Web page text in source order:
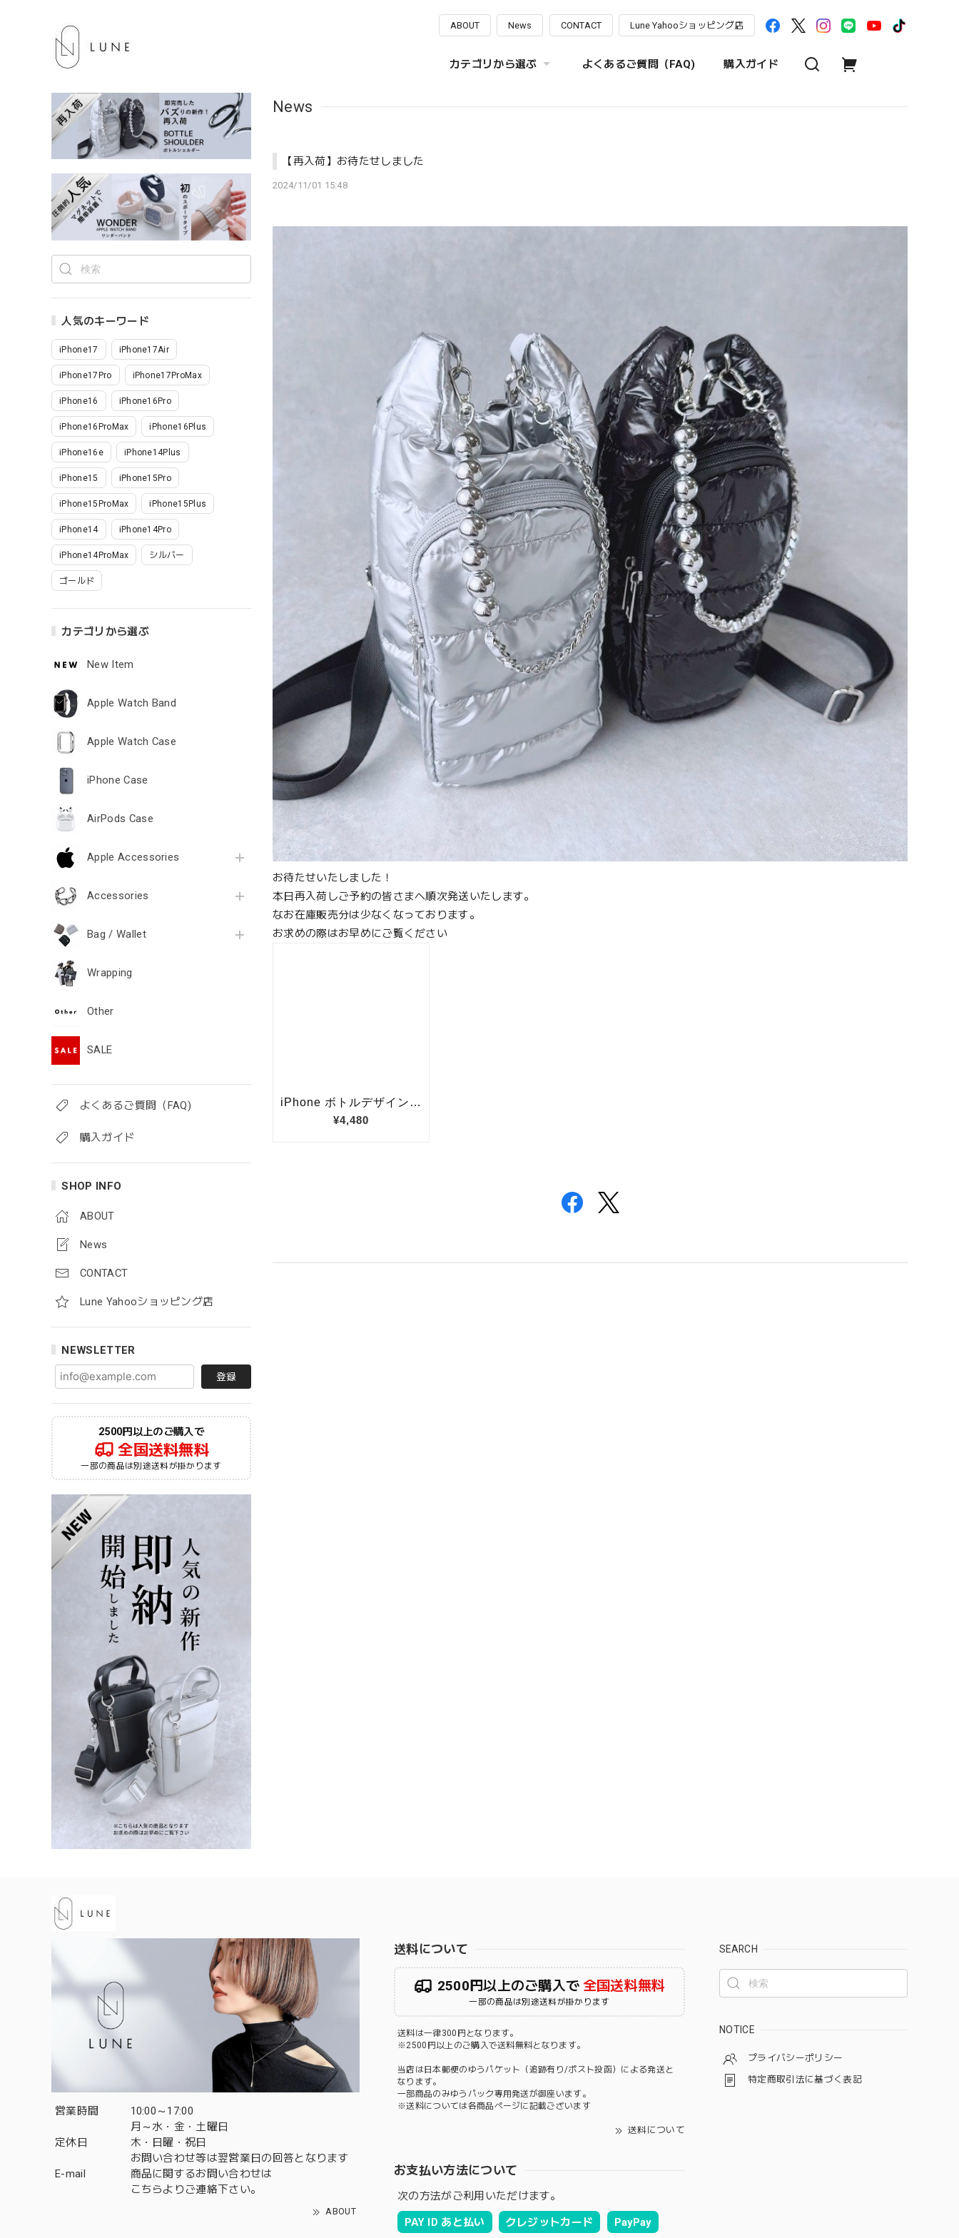
ABOUT News CONTACT Lune Yahooショッピング店
カテゴリから選ぶ よくあるご質問（FAQ) 購入ガイド
人気のキーワード
iPhone17 iPhone17Air
iPhone17Pro iPhone17ProMax
iPhone16 iPhone16Pro
iPhone16ProMax iPhone16Plus
iPhone16e iPhone14Plus
iPhone15 iPhone15Pro
iPhone15ProMax iPhone15Plus
iPhone14 iPhone14Pro
iPhone14ProMax シルバー
ゴールド
カテゴリから選ぶ
New Item
Apple Watch Band
Apple Watch Case
iPhone Case
AirPods Case
Apple Accessories
Accessories
Bag / Wallet
Wrapping
Other
SALE
よくあるご質問（FAQ)
購入ガイド
SHOP INFO
ABOUT
News
CONTACT
Lune Yahooショッピング店
NEWSLETTER
登録
2500円以上のご購入で
全国送料無料
一部の商品は別途送料が掛かります
News
【再入荷】お待たせしました
2024/11/01 15:48
お待たせいたしました！
本日再入荷しご予約の皆さまへ順次発送いたします。
なお在庫販売分は少なくなっております。
お求めの際はお早めにご覧ください
営業時間
10:00～17:00
月～水・金・土曜日
定休日
木・日曜・祝日
お問い合わせ等は翌営業日の回答となります
E-mail
商品に関するお問い合わせは
こちらよりご連絡下さい。
ABOUT
送料について
2500円以上のご購入で 全国送料無料
一部の商品は別途送料が掛かります
送料は一律300円となります。
※2500円以上のご購入で送料無料となります。
当店は日本郵便のゆうパケット（追跡有り/ポスト投函）による発送と
なります。
一部商品のみゆうパック専用発送が御座います。
※送料については各商品ページに記載ございます
送料について
お支払い方法について
次の方法がご利用いただけます。
PAY ID あと払い クレジットカード PayPay
SEARCH
NOTICE
プライバシーポリシー
特定商取引法に基づく表記